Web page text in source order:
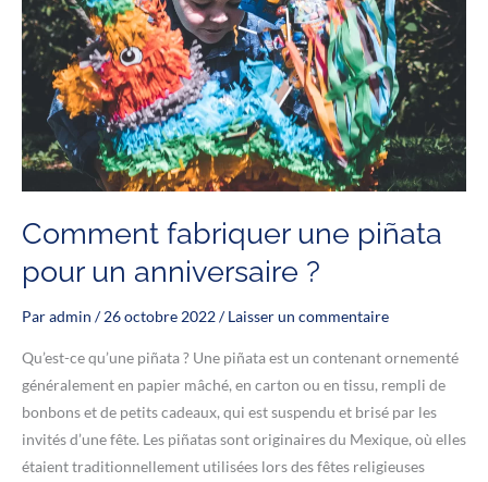
Comment fabriquer une piñata
pour un anniversaire ?
Paradmin /26 octobre 2022/Laisser un commentaire
Qu’est-ce qu’une piñata ? Une piñata est un contenant ornementé
généralement en papier mâché, en carton ou en tissu, rempli de
bonbons et de petits cadeaux, qui est suspendu et brisé par les
invités d’une fête. Les piñatas sont originaires du Mexique, où elles
étaient traditionnellement utilisées lors des fêtes religieuses